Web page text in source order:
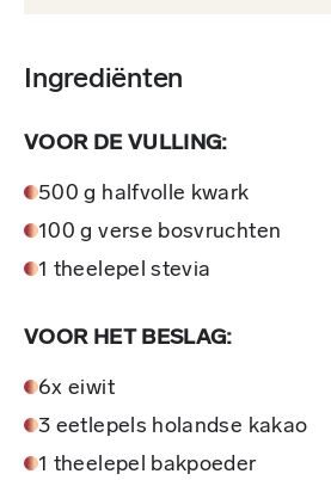
Ingrediënten
VOOR DE VULLING:
500 g halfvolle kwark
100 g verse bosvruchten
1 theelepel stevia
VOOR HET BESLAG:
6x eiwit
3 eetlepels holandse kakao
1 theelepel bakpoeder